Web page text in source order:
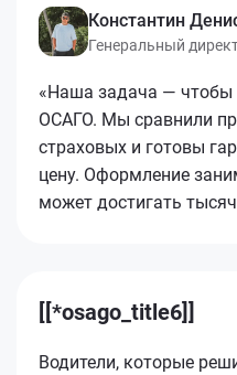
Константин
Генеральный
«Наша задача — чтобы
ОСАГО. Мы сравнили
страховых и готовы
цену. Оформление
может достигать
[[*osago_title6]]
Водители, которые